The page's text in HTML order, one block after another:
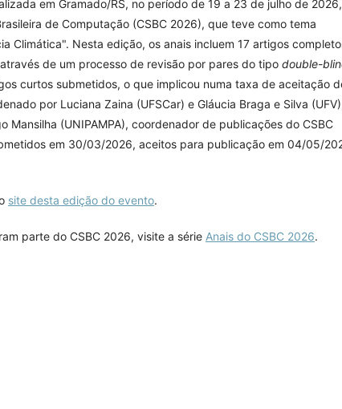
em Gramado/RS, no período de 19 a 23 de julho de 2026,
de Computação (CSBC 2026), que teve como tema
Climática". Nesta edição, os anais incluem 17 artigos
de um processo de revisão por pares do tipo double-
curtos submetidos, o que implicou numa taxa de aceitação
por Luciana Zaina (UFSCar) e Gláucia Braga e Silva
(UNIPAMPA), coordenador de publicações do CSBC
em 30/03/2026, aceitos para publicação em 04/05/
site desta edição do evento.
parte do CSBC 2026, visite a série Anais do CSBC 2026.